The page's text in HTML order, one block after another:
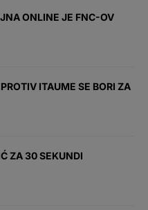
ONLINE JE FNC-OV
ITAUME SE BORI ZA
ZA 30 SEKUNDI